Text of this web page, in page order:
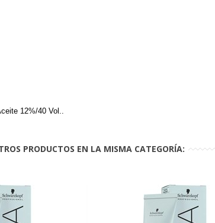
12%/40 Vol..
PRODUCTOS EN LA MISMA CATEGORÍA: